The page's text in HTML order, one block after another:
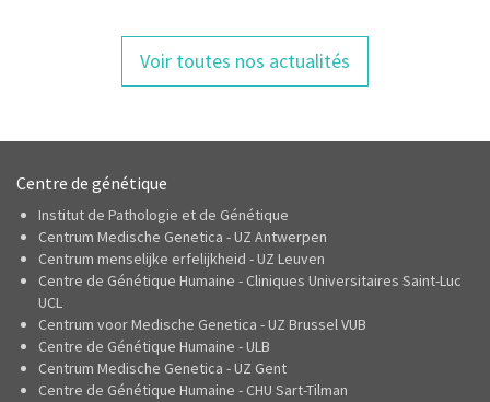
Voir toutes nos actualités
Centre de génétique
Institut de Pathologie et de Génétique
Centrum Medische Genetica - UZ Antwerpen
Centrum menselijke erfelijkheid - UZ Leuven
Centre de Génétique Humaine - Cliniques Universitaires Saint-Luc
UCL
Centrum voor Medische Genetica - UZ Brussel VUB
Centre de Génétique Humaine - ULB
Centrum Medische Genetica - UZ Gent
Centre de Génétique Humaine - CHU Sart-Tilman